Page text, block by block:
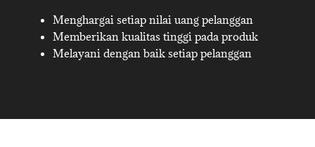
Menghargai setiap nilai uang pelanggan
Memberikan kualitas tinggi pada produk
Melayani dengan baik setiap pelanggan